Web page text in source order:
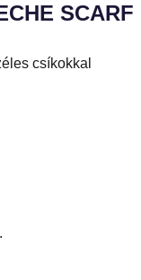
SCARF
csíkokkal